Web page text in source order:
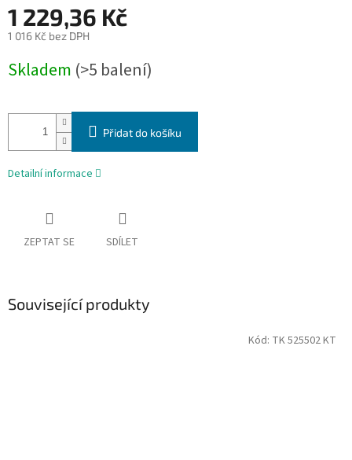
1 229,36 Kč
1 016 Kč bez DPH
cena:
Skladem (>5 balení)
Přidat do košíku
Detailní informace
ZEPTAT SE SDÍLET
Související produkty
Kód: TK 525502 KT